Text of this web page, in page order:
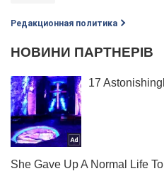
Редакционная политика